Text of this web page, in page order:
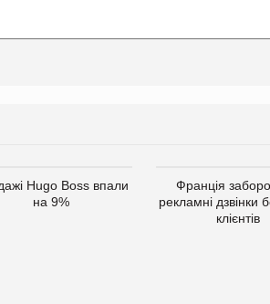
Hugo Boss впали
на 9%
Франція
рекламні дзвінки
клієнтів